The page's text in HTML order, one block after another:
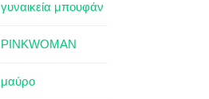
γυναικεία μπουφάν
PINKWOMAN
μαύρο